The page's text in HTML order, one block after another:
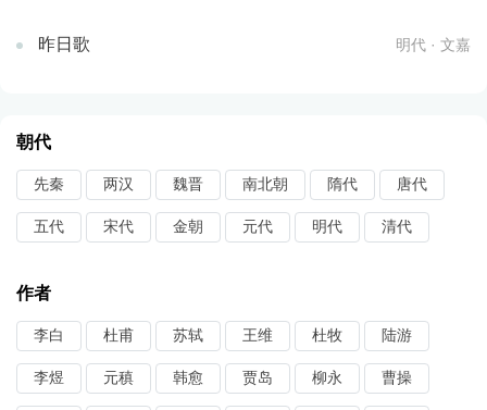
昨日歌 明代 · 文嘉
朝代
先秦 两汉 魏晋 南北朝 隋代 唐代
五代 宋代 金朝 元代 明代 清代
作者
李白 杜甫 苏轼 王维 杜牧 陆游
李煜 元稹 韩愈 贾岛 柳永 曹操